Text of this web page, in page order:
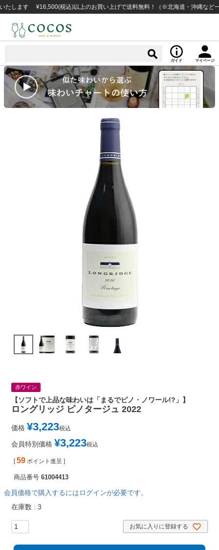
す ¥16,500(税込)以上のお買い上げで送料無料！（※北海道・沖縄など一部例外
ガイド マイページ
赤ワイン
【ソフトで上品な味わいは「まるでピノ・ノワール!?」】
ロングリッジ ピノタージュ 2022
価格 ¥3,223税込
会員特別価格 ¥3,223税込
[ 59 ポイント進呈 ]
商品番号 61004413
会員価格で購入するにはログインが必要です。
在庫数
3
お気に入りに登録する